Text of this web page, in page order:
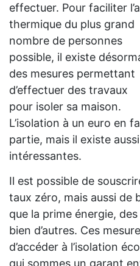
effectuer. Pour faciliter
thermique du plus grand
nombre de personnes
possible, il existe
des mesures permettant
d’effectuer des travaux
pour isoler sa maison.
L’isolation à un euro en
partie, mais il existe
intéressantes.
Il est possible de
taux zéro, mais aussi de
que la prime énergie,
bien d’autres. Ces
d’accéder à l’isolation
qui sommes un garant